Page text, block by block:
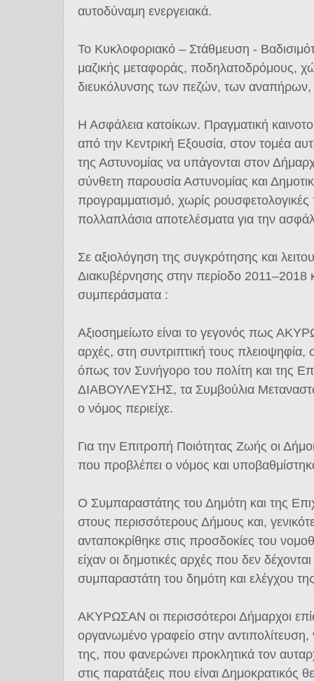
αυτοδύναμη ενεργειακά.
Το Κυκλοφοριακό – Στάθμευση -
μαζικής μεταφοράς, ποδηλατοδρόμους,
διευκόλυνσης των πεζών, των
Η Ασφάλεια κατοίκων. Πραγματική
από την Κεντρική Εξουσία, στον τομέα
της Αστυνομίας να υπάγονται στον
σύνθετη παρουσία Αστυνομίας και
προγραμματισμό, χωρίς ρουσφετολογικές
πολλαπλάσια αποτελέσματα για την
Σε αξιολόγηση της συγκρότησης και
Διακυβέρνησης στην περίοδο 2011–2018
συμπεράσματα :
Αξιοσημείωτο είναι το γεγονός πως
αρχές, στη συντριπτική τους πλειοψηφία,
όπως τον Συνήγορο του πολίτη και της
ΔΙΑΒΟΥΛΕΥΣΗΣ, τα Συμβούλια
ο νόμος περιείχε.
Για την Επιτροπή Ποιότητας Ζωής οι
που προβλέπει ο νόμος και
Ο Συμπαραστάτης του Δημότη και της
στους περισσότερους Δήμους και,
ανταποκρίθηκε στις προσδοκίες του
είχαν οι δημοτικές αρχές που δεν
συμπαραστάτη του δημότη και ελέγχου
ΑΚΥΡΩΣΑΝ οι περισσότεροι Δήμαρχοι
οργανωμένο γραφείο στην αντιπολίτευση,
της, που φανερώνει προκλητικά τον
στις παρατάξεις που είναι Δημοκρατικός